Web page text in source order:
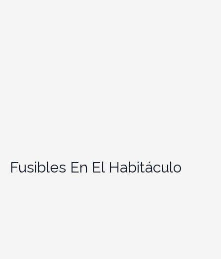
Fusibles En El Habitáculo